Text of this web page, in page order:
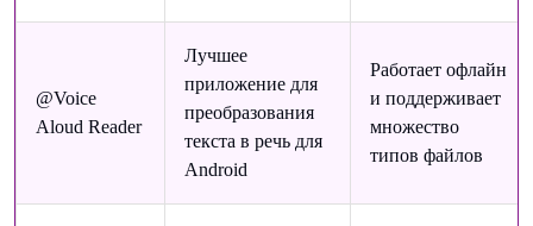
@Voice
Aloud Reader
Лучшее
приложение для
преобразования
текста в речь для
Android
Работает офлайн
и поддерживает
множество
типов файлов